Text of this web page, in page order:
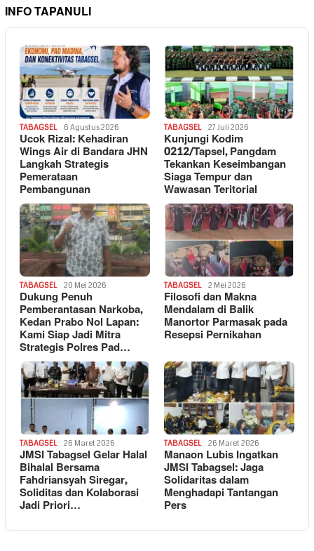
INFO TAPANULI
TABAGSEL 6 Agustus 2026
Ucok Rizal: Kehadiran
Wings Air di Bandara JHN
Langkah Strategis
Pemerataan
Pembangunan
TABAGSEL 27 Juli 2026
Kunjungi Kodim
0212/Tapsel, Pangdam
Tekankan Keseimbangan
Siaga Tempur dan
Wawasan Teritorial
TABAGSEL 20 Mei 2026
Dukung Penuh
Pemberantasan Narkoba,
Kedan Prabo Nol Lapan:
Kami Siap Jadi Mitra
Strategis Polres Pad…
TABAGSEL 2 Mei 2026
Filosofi dan Makna
Mendalam di Balik
Manortor Parmasak pada
Resepsi Pernikahan
TABAGSEL 26 Maret 2026
JMSI Tabagsel Gelar Halal
Bihalal Bersama
Fahdriansyah Siregar,
Soliditas dan Kolaborasi
Jadi Priori…
TABAGSEL 26 Maret 2026
Manaon Lubis Ingatkan
JMSI Tabagsel: Jaga
Solidaritas dalam
Menghadapi Tantangan
Pers